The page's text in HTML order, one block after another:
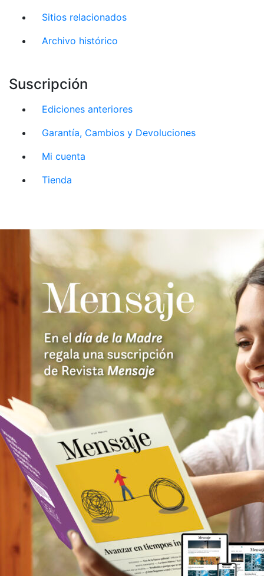
Sitios relacionados
Archivo histórico
Suscripción
Ediciones anteriores
Garantía, Cambios y Devoluciones
Mi cuenta
Tienda